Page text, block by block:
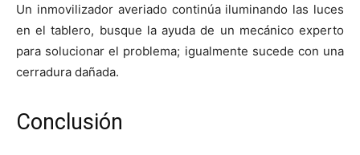
Un inmovilizador averiado continúa iluminando las luces
en el tablero, busque la ayuda de un mecánico experto
para solucionar el problema; igualmente sucede con una
cerradura dañada.
Conclusión